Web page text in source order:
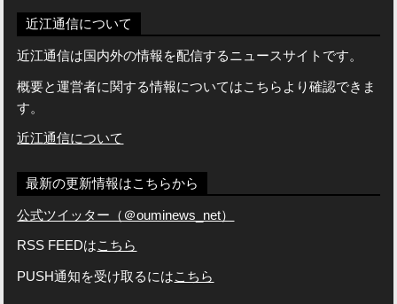
近江通信について
近江通信は国内外の情報を配信するニュースサイトです。
概要と運営者に関する情報についてはこちらより確認できま
す。
近江通信について
最新の更新情報はこちらから
公式ツイッター（＠ouminews_net）
RSS FEEDはこちら
PUSH通知を受け取るにはこちら